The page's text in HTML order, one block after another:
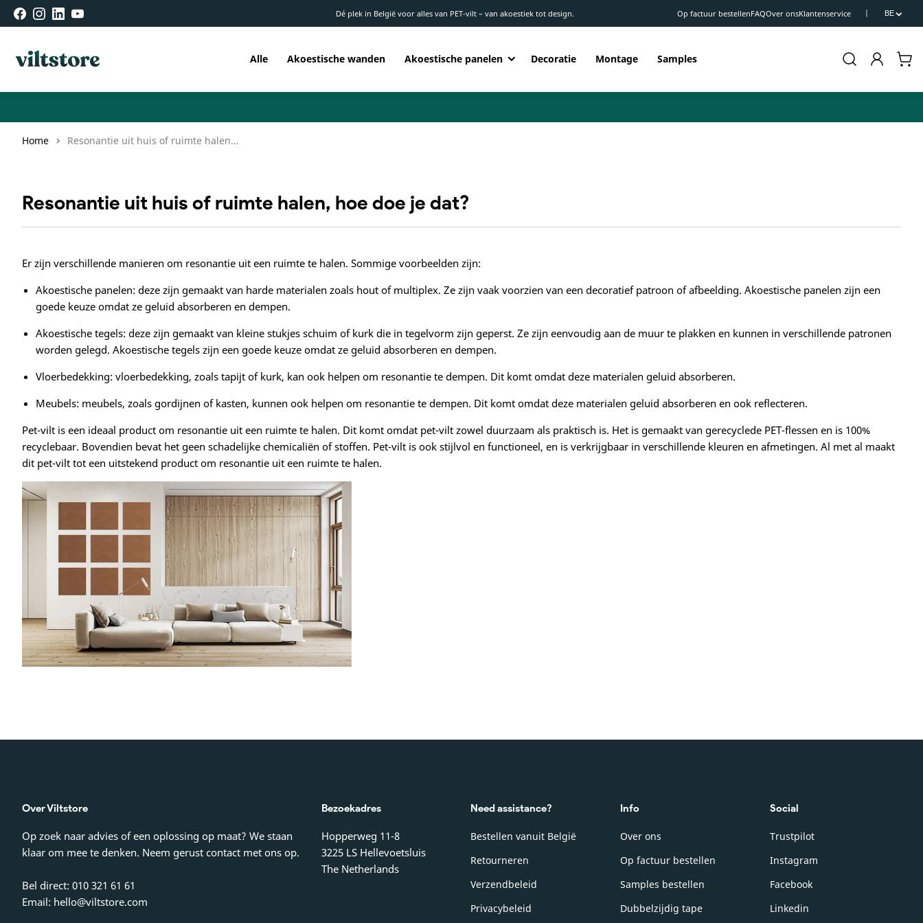
naar de
content
facebookinstagramlinkedinyoutube Dé plek in België voor alles van PET-vilt – van akoestiek tot design. Op factuur bestellenFAQOver onsKlantenservice BE
Alle Akoestische wanden Akoestische panelen Decoratie Montage Samples Inloggen
Home Resonantie uit huis of ruimte halen, hoe doe je dat?
Resonantie uit huis of ruimte halen, hoe doe je dat?
Er zijn verschillende manieren om resonantie uit een ruimte te halen. Sommige voorbeelden zijn:
Akoestische panelen: deze zijn gemaakt van harde materialen zoals hout of multiplex. Ze zijn vaak voorzien van een decoratief patroon of afbeelding. Akoestische panelen zijn een
goede keuze omdat ze geluid absorberen en dempen.
Akoestische tegels: deze zijn gemaakt van kleine stukjes schuim of kurk die in tegelvorm zijn geperst. Ze zijn eenvoudig aan de muur te plakken en kunnen in verschillende patronen
worden gelegd. Akoestische tegels zijn een goede keuze omdat ze geluid absorberen en dempen.
Vloerbedekking: vloerbedekking, zoals tapijt of kurk, kan ook helpen om resonantie te dempen. Dit komt omdat deze materialen geluid absorberen.
Meubels: meubels, zoals gordijnen of kasten, kunnen ook helpen om resonantie te dempen. Dit komt omdat deze materialen geluid absorberen en ook reflecteren.
Pet-vilt is een ideaal product om resonantie uit een ruimte te halen. Dit komt omdat pet-vilt zowel duurzaam als praktisch is. Het is gemaakt van gerecyclede PET-flessen en is 100%
recyclebaar. Bovendien bevat het geen schadelijke chemicaliën of stoffen. Pet-vilt is ook stijlvol en functioneel, en is verkrijgbaar in verschillende kleuren en afmetingen. Al met al maakt
dit pet-vilt tot een uitstekend product om resonantie uit een ruimte te halen.
Over Viltstore
Op zoek naar advies of een oplossing op maat? We staan
klaar om mee te denken. Neem gerust contact met ons op.
Bel direct: 010 321 61 61
Email: hello@viltstore.com
Bezoekadres
Hopperweg 11-8
3225 LS Hellevoetsluis
The Netherlands
Need assistance?
Bestellen vanuit België
Retourneren
Verzendbeleid
Privacybeleid
Info
Over ons
Op factuur bestellen
Samples bestellen
Dubbelzijdig tape
Social
Trustpilot
Instagram
Facebook
Linkedin